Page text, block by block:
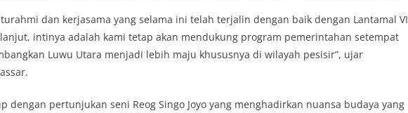
dan kerjasama yang selama ini telah terjalin dengan baik dengan Lantamal VI
intinya adalah kami tetap akan mendukung program pemerintahan setempat
Luwu Utara menjadi lebih maju khususnya di wilayah pesisir”, ujar
dengan pertunjukan seni Reog Singo Joyo yang menghadirkan nuansa budaya yang